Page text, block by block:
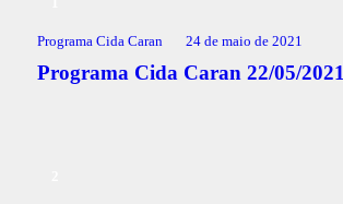
Programa Cida Caran 24 de maio de 2021
Programa Cida Caran 22/05/2021